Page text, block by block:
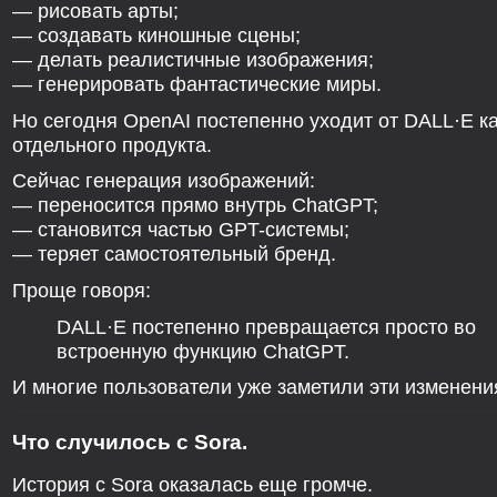
— рисовать арты;
— создавать киношные сцены;
— делать реалистичные изображения;
— генерировать фантастические миры.
Но сегодня OpenAI постепенно уходит от DALL·E
отдельного продукта.
Сейчас генерация изображений:
— переносится прямо внутрь ChatGPT;
— становится частью GPT-системы;
— теряет самостоятельный бренд.
Проще говоря:
DALL·E постепенно превращается просто во
встроенную функцию ChatGPT.
И многие пользователи уже заметили эти
Что случилось с Sora.
История с Sora оказалась еще громче.